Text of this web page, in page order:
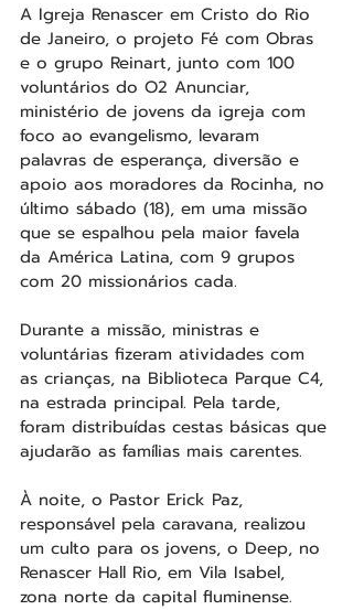
A Igreja Renascer em Cristo do Rio
de Janeiro, o projeto Fé com Obras
e o grupo Reinart, junto com 100
voluntários do O2 Anunciar,
ministério de jovens da igreja com
foco ao evangelismo, levaram
palavras de esperança, diversão e
apoio aos moradores da Rocinha, no
último sábado (18), em uma missão
que se espalhou pela maior favela
da América Latina, com 9 grupos
com 20 missionários cada.
Durante a missão, ministras e
voluntárias fizeram atividades com
as crianças, na Biblioteca Parque C4,
na estrada principal. Pela tarde,
foram distribuídas cestas básicas que
ajudarão as famílias mais carentes.
À noite, o Pastor Erick Paz,
responsável pela caravana, realizou
um culto para os jovens, o Deep, no
Renascer Hall Rio, em Vila Isabel,
zona norte da capital fluminense.